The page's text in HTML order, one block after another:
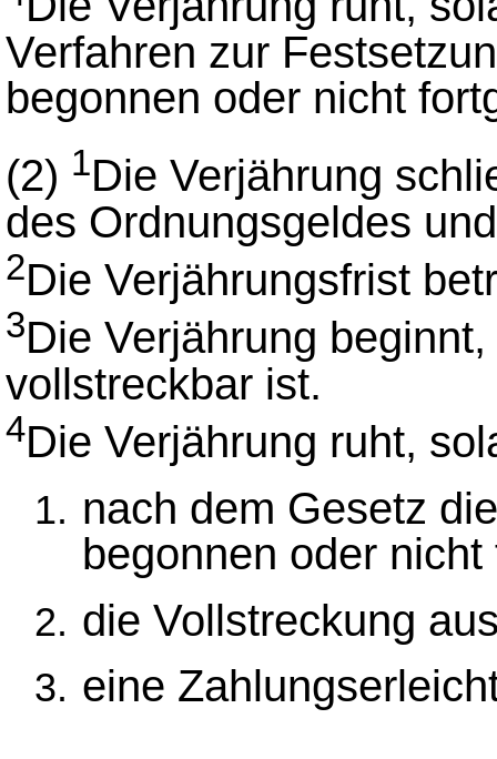
Verfahren zur
begonnen oder nicht
(2) 1Die Verjährung
des Ordnungsgeldes
2Die Verjährungsfrist
3Die Verjährung
vollstreckbar ist.
4Die Verjährung ruht,
nach dem Gesetz
begonnen oder
die Vollstreckung
eine